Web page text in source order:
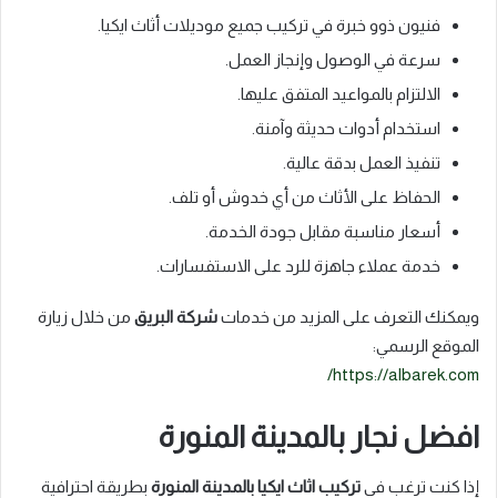
فنيون ذوو خبرة في تركيب جميع موديلات أثاث ايكيا.
سرعة في الوصول وإنجاز العمل.
الالتزام بالمواعيد المتفق عليها.
استخدام أدوات حديثة وآمنة.
تنفيذ العمل بدقة عالية.
الحفاظ على الأثاث من أي خدوش أو تلف.
أسعار مناسبة مقابل جودة الخدمة.
خدمة عملاء جاهزة للرد على الاستفسارات.
ويمكنك التعرف على المزيد من خدماتشركة البريق من خلال زيارة
الموقع الرسمي:
https://albarek.com/
افضل نجار بالمدينة المنورة
إذا كنت ترغب فيتركيب اثاث ايكيا بالمدينة المنورة بطريقة احترافية